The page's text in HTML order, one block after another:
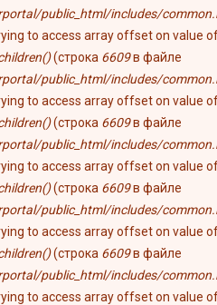
public_html/includes/
to access array offset on value
(строка 6609в файле
public_html/includes/
to access array offset on value
(строка 6609в файле
public_html/includes/
to access array offset on value
(строка 6609в файле
public_html/includes/
to access array offset on value
(строка 6609в файле
public_html/includes/
to access array offset on value